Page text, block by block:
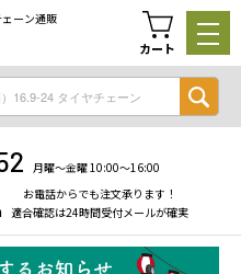
ーン通販
カート
月曜〜金曜 10:00〜16:00
お電話からでも注文承ります！
適合確認は24時間受付メールが確実